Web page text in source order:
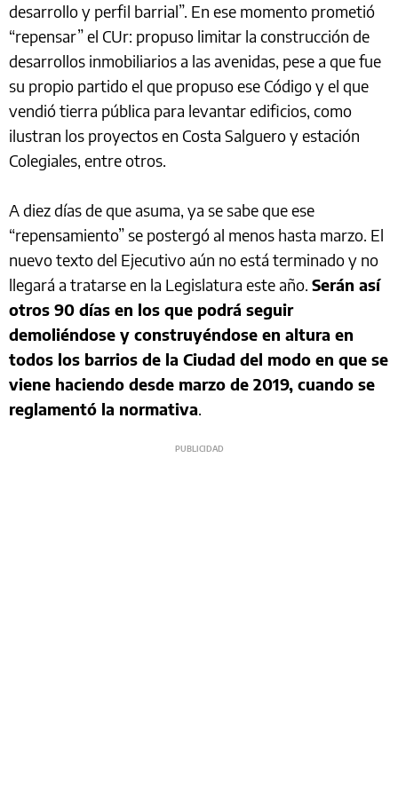
desarrollo y perfil barrial”. En ese momento prometió
“repensar” el CUr: propuso limitar la construcción de
desarrollos inmobiliarios a las avenidas, pese a que fue
su propio partido el que propuso ese Código y el que
vendió tierra pública para levantar edificios, como
ilustran los proyectos en Costa Salguero y estación
Colegiales, entre otros.
A diez días de que asuma, ya se sabe que ese
“repensamiento” se postergó al menos hasta marzo. El
nuevo texto del Ejecutivo aún no está terminado y no
llegará a tratarse en la Legislatura este año. Serán así
otros 90 días en los que podrá seguir
demoliéndose y construyéndose en altura en
todos los barrios de la Ciudad del modo en que se
viene haciendo desde marzo de 2019, cuando se
reglamentó la normativa.